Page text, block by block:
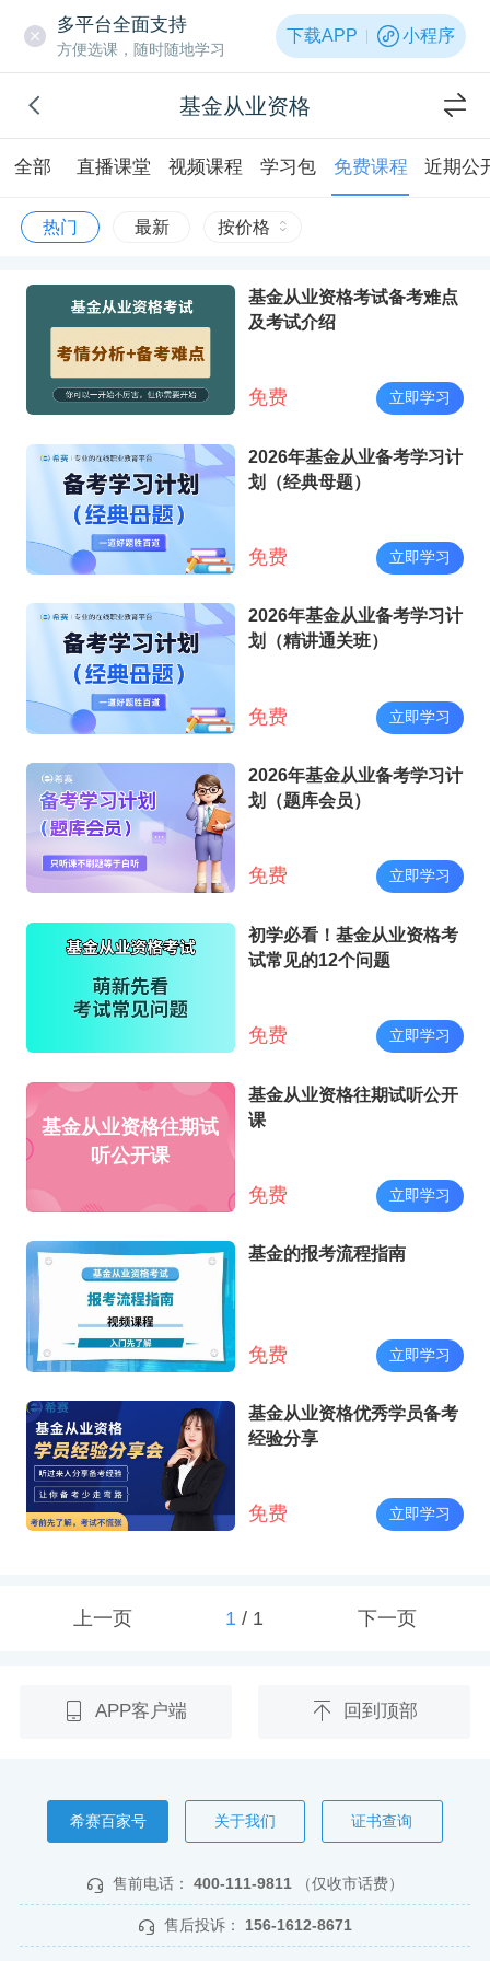
多平台全面支持
方便选课，随时随地学习
下载APP 小程序
基金从业资格
全部 直播课堂 视频课程 学习包 免费课程 近期公
热门 最新 按价格
基金从业资格考试备考难点
及考试介绍
免费 立即学习
2026年基金从业备考学习计
划（经典母题）
免费 立即学习
2026年基金从业备考学习计
划（精讲通关班）
免费 立即学习
2026年基金从业备考学习计
划（题库会员）
免费 立即学习
初学必看！基金从业资格考
试常见的12个问题
免费 立即学习
基金从业资格往期试
听公开课
基金从业资格往期试听公开
课
免费 立即学习
基金的报考流程指南
免费 立即学习
基金从业资格优秀学员备考
经验分享
免费 立即学习
上一页 1/ 1 下一页
APP客户端 回到顶部
希赛百家号 关于我们 证书查询
售前电话： 400-111-9811 （仅收市话费）
售后投诉： 156-1612-8671